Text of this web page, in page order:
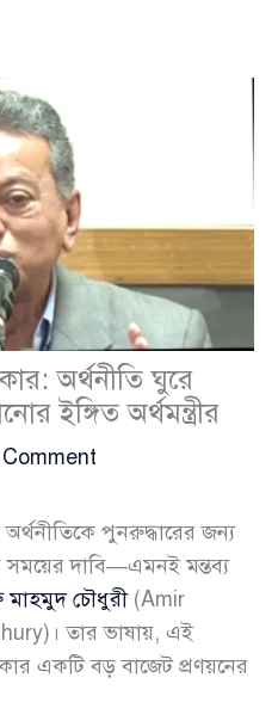
অর্থনীতি ঘুরে
ইঙ্গিত অর্থমন্ত্রীর
পুনরুদ্ধারের জন্য
দাবি—এমনই মন্তব্য
চৌধুরী(Amir
তার ভাষায়, এই
একটি বড় বাজেট প্রণয়নের